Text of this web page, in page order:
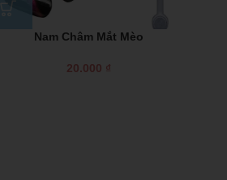
Nam Châm Mắt Mèo
20.000 ₫